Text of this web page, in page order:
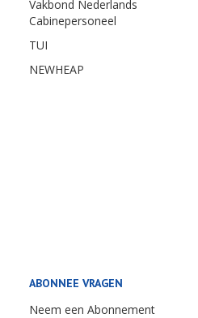
Vakbond Nederlands
Cabinepersoneel
TUI
NEWHEAP
ABONNEE VRAGEN
Neem een Abonnement